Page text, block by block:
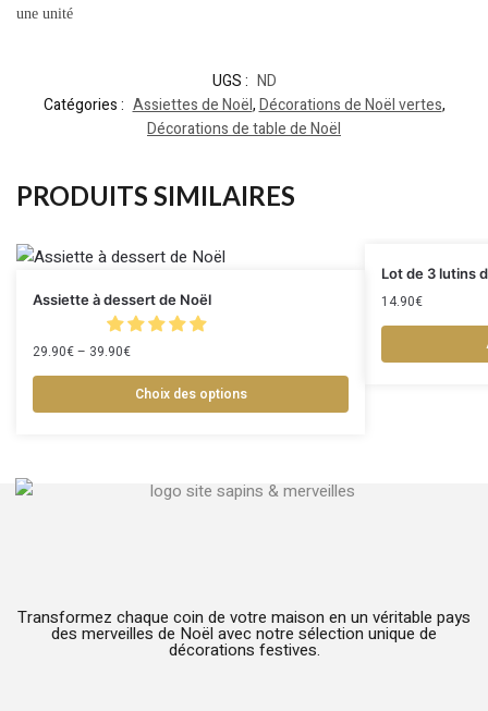
une unité
UGS : ND
Catégories : Assiettes de Noël,Décorations de Noël vertes,
Décorations de table de Noël
PRODUITS SIMILAIRES
Assiette à dessert de Noël
29.90€– 39.90€
Choix des options
Lot de 3 lutins
14.90€
Transformez chaque coin de votre maison en un véritable pays
des merveilles de Noël avec notre sélection unique de
décorations festives.